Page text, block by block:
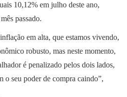
10,12% em julho deste ano,
passado.
em alta, que estamos vivendo,
robusto, mas neste momento,
é penalizado pelos dois lados,
o seu poder de compra caindo”,